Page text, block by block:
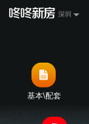
深圳
基本\配套